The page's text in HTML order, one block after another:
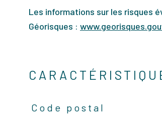
Les informations sur les risques
Géorisques :
Caractéristiques Valeurs
Code postal